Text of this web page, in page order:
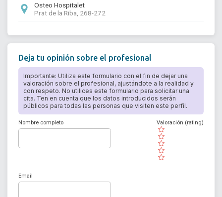
Osteo Hospitalet
Prat de la Riba, 268-272
Deja tu opinión sobre el profesional
Importante: Utiliza este formulario con el fin de dejar una
valoración sobre el profesional, ajustándote a la realidad y
con respeto. No utilices este formulario para solicitar una
cita. Ten en cuenta que los datos introducidos serán
públicos para todas las personas que visiten este perfil.
Nombre completo
( )
( )
( )
( )
( )
Valoración (rating)
Email